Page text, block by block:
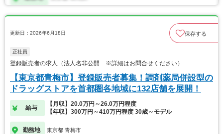
更新日：2026年6月18日 保存する
正社員
登録販売者の求人（法人名非公開 ※詳細はお問合せください）
【東京都青梅市】登録販売者募集！調剤薬局併設型の
ドラッグストアを首都圏各地域に132店舗を展開！
給与
【月収】20.0万円～26.0万円程度
【年収】300万円～410万円程度 30歳～モデル
勤務地 東京都 青梅市